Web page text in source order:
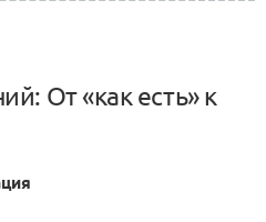
От «как есть» к